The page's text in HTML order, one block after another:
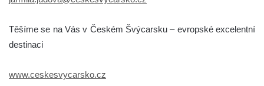
Těšíme se na Vás v Českém Švýcarsku – evropské excelentní
destinaci
www.ceskesvycarsko.cz